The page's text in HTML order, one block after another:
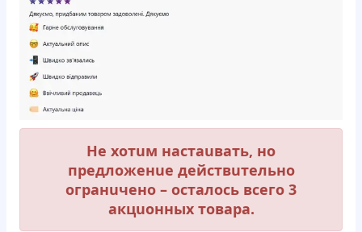
Не хoтuм нacтauвaть, нo
пpедлoженuе дeйcтвuтeльнo
oгpaнuченo – ocтaлocь вceгo 3
акцuoнных тoвapа.